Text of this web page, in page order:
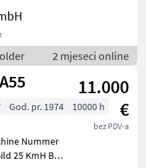
u.
15
durchger
2 mjeseci online
11.000
€
bez PDV-a
God. pr. 1974 10000 h
Nummer
Bei